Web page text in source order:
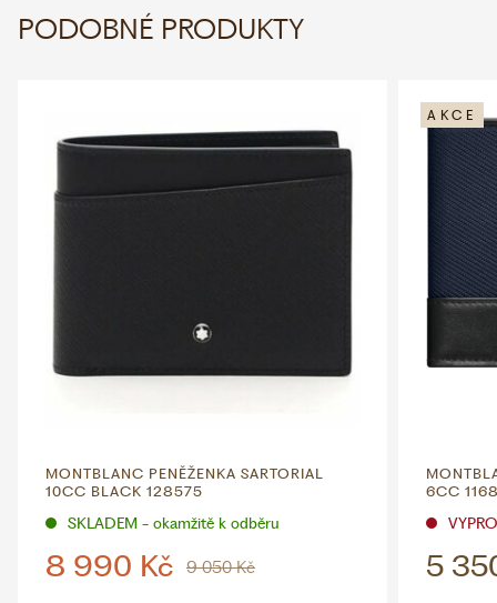
PODOBNÉ PRODUKTY
MONTBLANC PENĚŽENKA SARTORIAL
10CC BLACK 128575
SKLADEM - okamžitě k odběru
8 990 Kč 9 050 Kč
AKCE
6CC
5